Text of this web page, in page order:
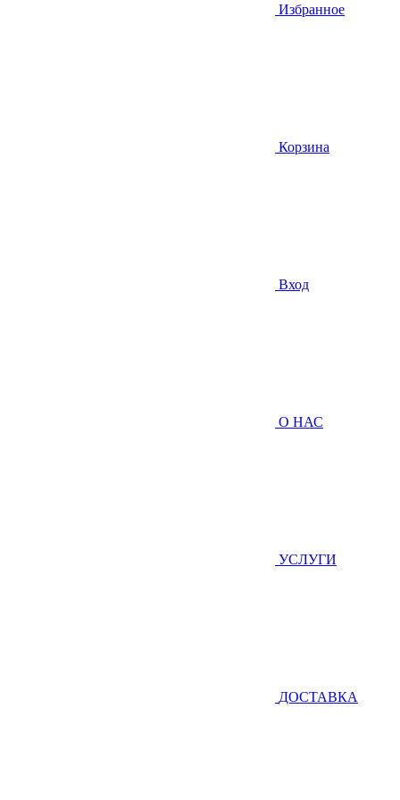
Избранное
Корзина
Вход
О НАС
УСЛУГИ
ДОСТАВКА